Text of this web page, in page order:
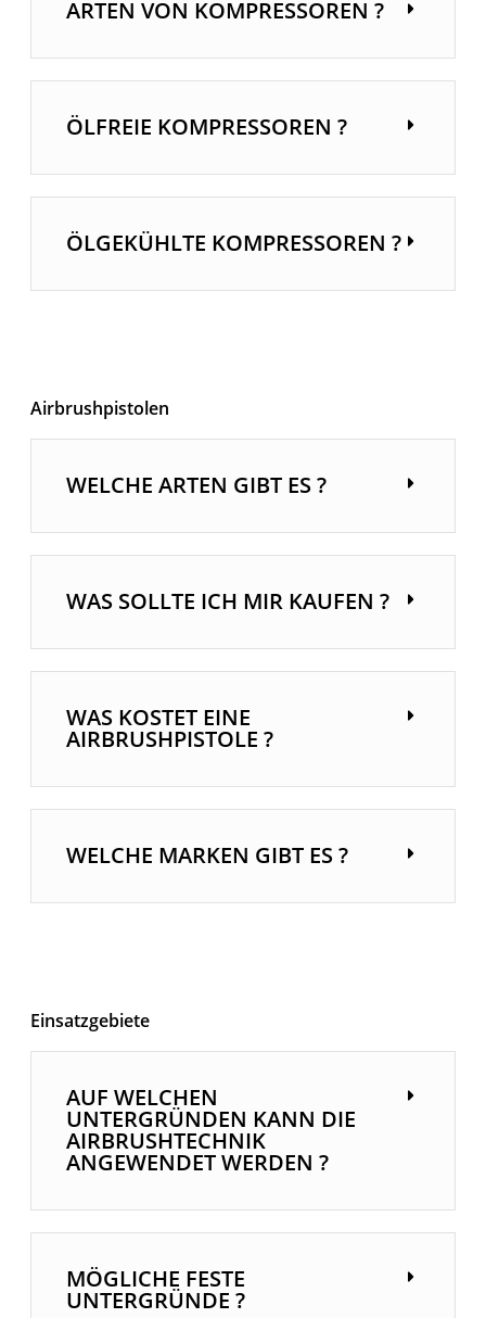
ARTEN VON KOMPRESSOREN ?
ÖLFREIE KOMPRESSOREN ?
ÖLGEKÜHLTE KOMPRESSOREN ?
Airbrushpistolen
WELCHE ARTEN GIBT ES ?
WAS SOLLTE ICH MIR KAUFEN ?
WAS KOSTET EINE
AIRBRUSHPISTOLE ?
WELCHE MARKEN GIBT ES ?
Einsatzgebiete
AUF WELCHEN
UNTERGRÜNDEN KANN DIE
AIRBRUSHTECHNIK
ANGEWENDET WERDEN ?
MÖGLICHE FESTE
UNTERGRÜNDE ?